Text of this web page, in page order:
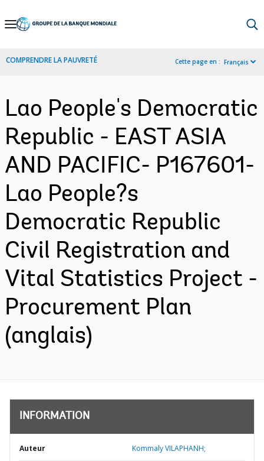
Skip
Navigation
COMPRENDRE LA PAUVRETÉ Cette page en : Français
Lao People's Democratic
Republic - EAST ASIA
AND PACIFIC- P167601-
Lao People?s
Democratic Republic
Civil Registration and
Vital Statistics Project -
Procurement Plan
(anglais)
INFORMATION
Auteur Kommaly VILAPHANH;